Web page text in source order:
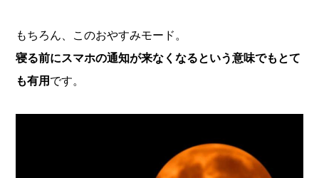
もちろん、このおやすみモード。
寝る前にスマホの通知が来なくなるという意味でもとて
も有用 です。